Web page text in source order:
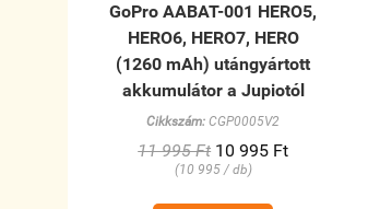
GoPro AABAT-001 HERO5,
HERO6, HERO7, HERO
(1260 mAh) utángyártott
akkumulátor a Jupiotól
Cikkszám: CGP0005V2
11 995 Ft 10 995 Ft
(10 995 / db)